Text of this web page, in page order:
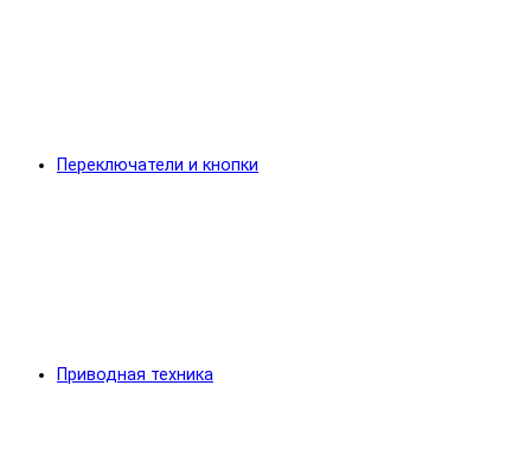
Переключатели и кнопки
Приводная техника